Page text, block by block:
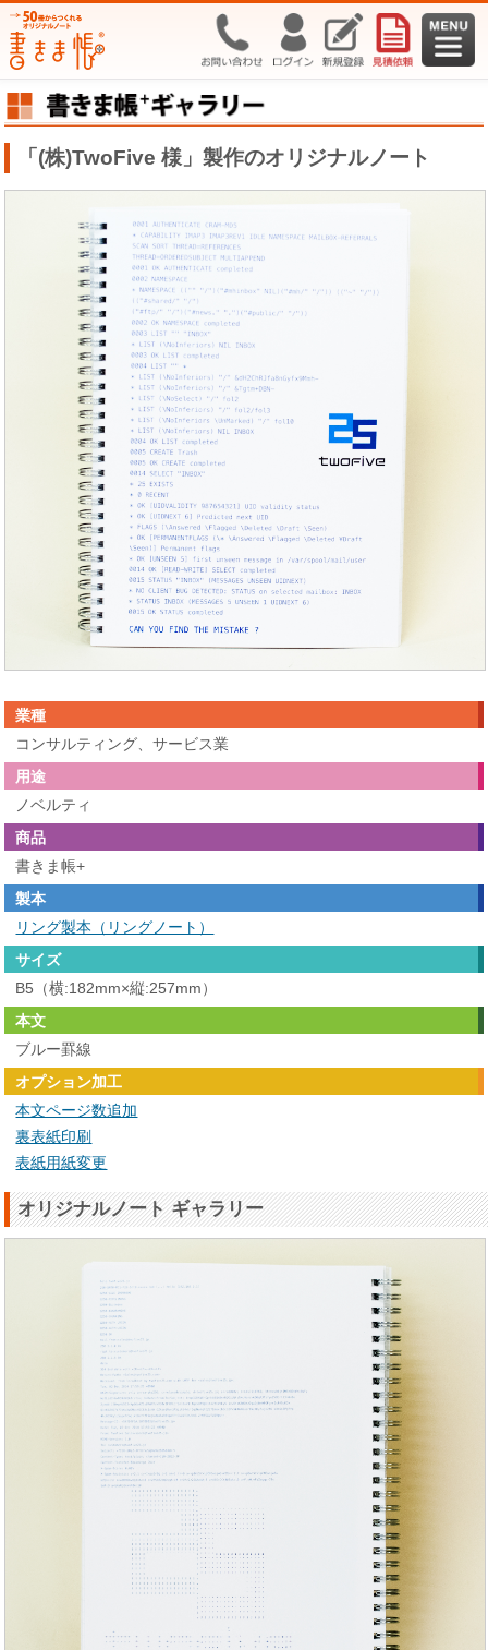
「(株)TwoFive 様」製作のオリジナルノート
業種
コンサルティング、サービス業
用途
ノベルティ
商品
書きま帳+
製本
リング製本（リングノート）
サイズ
B5（横:182mm×縦:257mm）
本文
ブルー罫線
オプション加工
本文ページ数追加
裏表紙印刷
表紙用紙変更
オリジナルノート ギャラリー